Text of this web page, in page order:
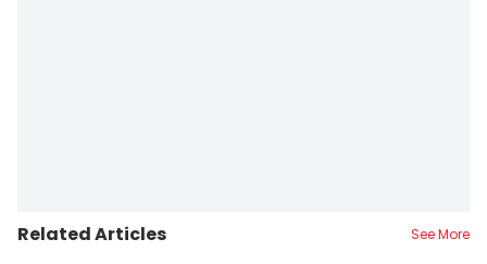
Related Articles See More